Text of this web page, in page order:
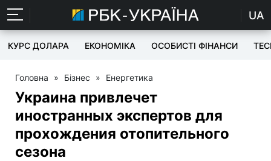
UA
КУРС ДОЛАРА ЕКОНОМІКА ОСОБИСТІ ФІНАНСИ
Головна » Бізнес » Енергетика
Украина привлечет
иностранных экспертов для
прохождения отопительного
сезона